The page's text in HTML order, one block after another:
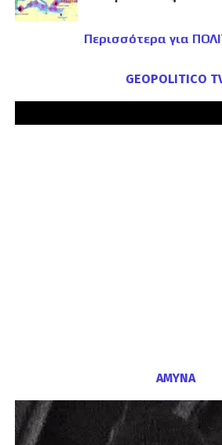
Περισσότερα για
GEOPOLITICO
ΑΜΥΝΑ